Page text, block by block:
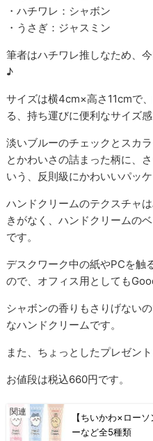
・ハチワレ：シャボン
・うさぎ：ジャスミン
筆者はハチワレ推しなため、
♪
サイズは横4cm×高さ11cmで
る、持ち運びに便利なサイズ感
淡いブルーのチェックとスカ
とかわいさの詰まった柄に、
いう、反則級にかわいいパッ
ハンドクリームのテクスチャ
きがなく、ハンドクリームの
です。
デスクワーク中の紙やPCを触
ので、オフィス用としても
シャボンの香りもさりげない
なハンドクリームです。
また、ちょっとしたプレゼン
お値段は税込660円です。
【ちいかわ×ロー
ーなど全5種類